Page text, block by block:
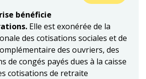
bénéficie
Elle est exonérée de la
des cotisations sociales et de
des ouvriers, des
de congés payés dues à la caisse
cotisations de retraite